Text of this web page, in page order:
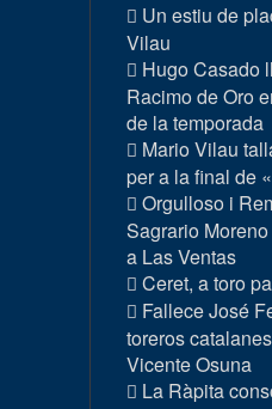
Un estiu de
Vilau
Hugo Casado
Racimo de Oro
de la temporada
Mario Vilau
per a la final de
Orgulloso i
Sagrario
a Las Ventas
Ceret, a toro
Fallece José
toreros
Vicente Osuna
La Ràpita